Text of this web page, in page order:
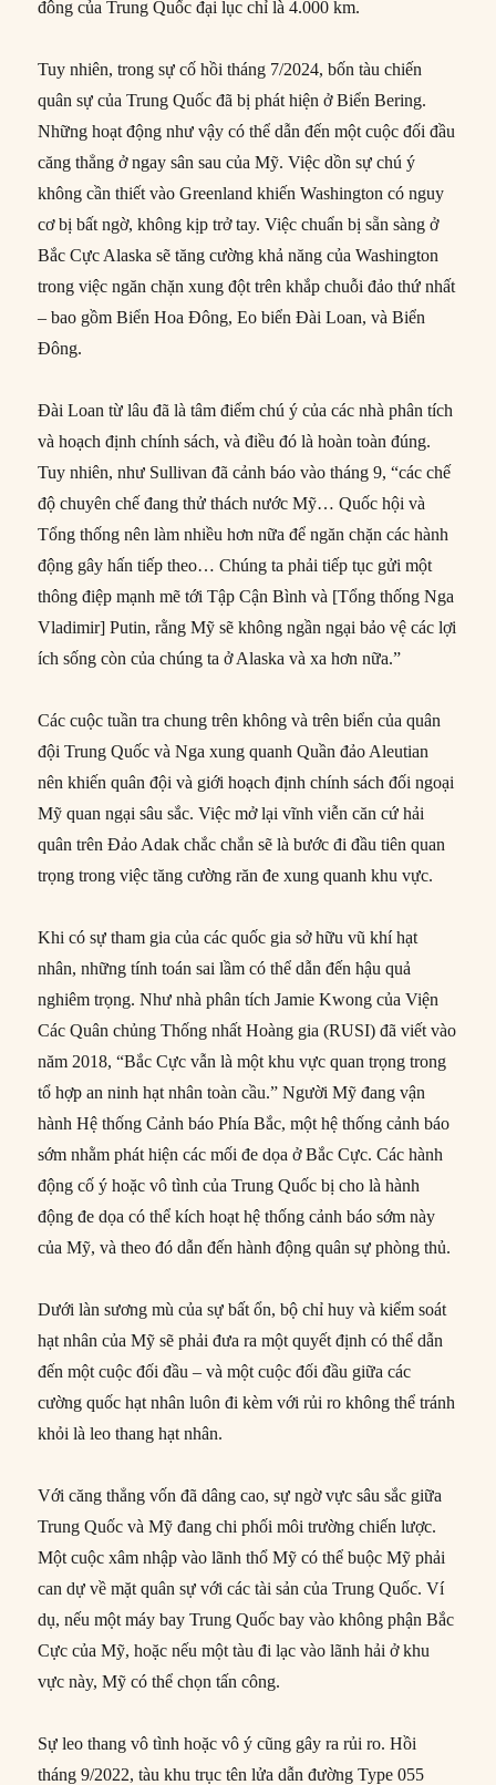
đông của Trung Quốc đại lục chỉ là 4.000 km.
Tuy nhiên, trong sự cố hồi tháng 7/2024, bốn tàu chiến
quân sự của Trung Quốc đã bị phát hiện ở Biển Bering.
Những hoạt động như vậy có thể dẫn đến một cuộc đối đầu
căng thẳng ở ngay sân sau của Mỹ. Việc dồn sự chú ý
không cần thiết vào Greenland khiến Washington có nguy
cơ bị bất ngờ, không kịp trở tay. Việc chuẩn bị sẵn sàng ở
Bắc Cực Alaska sẽ tăng cường khả năng của Washington
trong việc ngăn chặn xung đột trên khắp chuỗi đảo thứ nhất
– bao gồm Biển Hoa Đông, Eo biển Đài Loan, và Biển
Đông.
Đài Loan từ lâu đã là tâm điểm chú ý của các nhà phân tích
và hoạch định chính sách, và điều đó là hoàn toàn đúng.
Tuy nhiên, như Sullivan đã cảnh báo vào tháng 9, “các chế
độ chuyên chế đang thử thách nước Mỹ… Quốc hội và
Tổng thống nên làm nhiều hơn nữa để ngăn chặn các hành
động gây hấn tiếp theo… Chúng ta phải tiếp tục gửi một
thông điệp mạnh mẽ tới Tập Cận Bình và [Tổng thống Nga
Vladimir] Putin, rằng Mỹ sẽ không ngần ngại bảo vệ các lợi
ích sống còn của chúng ta ở Alaska và xa hơn nữa.”
Các cuộc tuần tra chung trên không và trên biển của quân
đội Trung Quốc và Nga xung quanh Quần đảo Aleutian
nên khiến quân đội và giới hoạch định chính sách đối ngoại
Mỹ quan ngại sâu sắc. Việc mở lại vĩnh viễn căn cứ hải
quân trên Đảo Adak chắc chắn sẽ là bước đi đầu tiên quan
trọng trong việc tăng cường răn đe xung quanh khu vực.
Khi có sự tham gia của các quốc gia sở hữu vũ khí hạt
nhân, những tính toán sai lầm có thể dẫn đến hậu quả
nghiêm trọng. Như nhà phân tích Jamie Kwong của Viện
Các Quân chủng Thống nhất Hoàng gia (RUSI) đã viết vào
năm 2018, “Bắc Cực vẫn là một khu vực quan trọng trong
tổ hợp an ninh hạt nhân toàn cầu.” Người Mỹ đang vận
hành Hệ thống Cảnh báo Phía Bắc, một hệ thống cảnh báo
sớm nhằm phát hiện các mối đe dọa ở Bắc Cực. Các hành
động cố ý hoặc vô tình của Trung Quốc bị cho là hành
động đe dọa có thể kích hoạt hệ thống cảnh báo sớm này
của Mỹ, và theo đó dẫn đến hành động quân sự phòng thủ.
Dưới làn sương mù của sự bất ổn, bộ chỉ huy và kiểm soát
hạt nhân của Mỹ sẽ phải đưa ra một quyết định có thể dẫn
đến một cuộc đối đầu – và một cuộc đối đầu giữa các
cường quốc hạt nhân luôn đi kèm với rủi ro không thể tránh
khỏi là leo thang hạt nhân.
Với căng thẳng vốn đã dâng cao, sự ngờ vực sâu sắc giữa
Trung Quốc và Mỹ đang chi phối môi trường chiến lược.
Một cuộc xâm nhập vào lãnh thổ Mỹ có thể buộc Mỹ phải
can dự về mặt quân sự với các tài sản của Trung Quốc. Ví
dụ, nếu một máy bay Trung Quốc bay vào không phận Bắc
Cực của Mỹ, hoặc nếu một tàu đi lạc vào lãnh hải ở khu
vực này, Mỹ có thể chọn tấn công.
Sự leo thang vô tình hoặc vô ý cũng gây ra rủi ro. Hồi
tháng 9/2022, tàu khu trục tên lửa dẫn đường Type 055